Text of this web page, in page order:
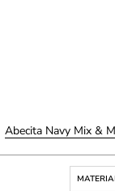
Abecita Navy Mix &